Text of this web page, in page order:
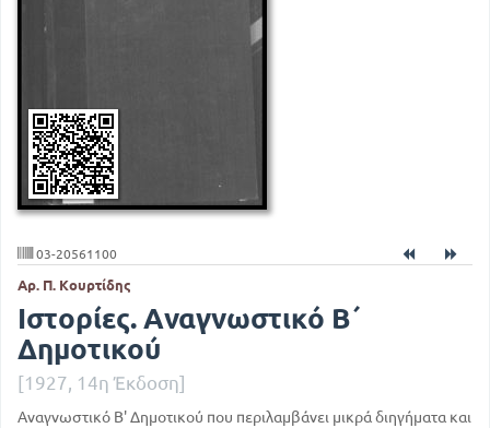
03-20561100
Αρ. Π. Κουρτίδης
Ιστορίες. Αναγνωστικό Β΄
Δημοτικού
[1927, 14η Έκδοση]
Αναγνωστικό Β' Δημοτικού που περιλαμβάνει μικρά διηγήματα και